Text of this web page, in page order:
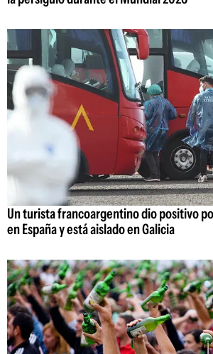
Un turista francoargentino dio positivo
en España y está aislado en Galicia